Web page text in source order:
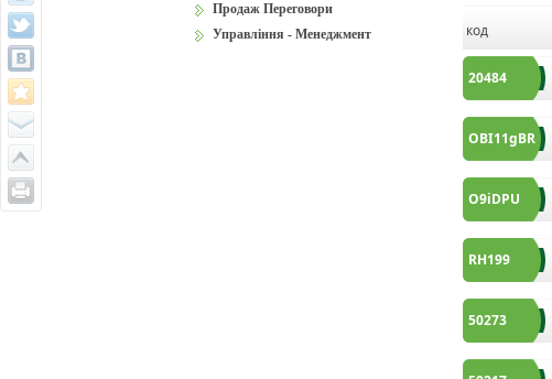
код
20484
OBI11gBR
O9iDPU
RH199
50273
Продаж Переговори
Управління - Менеджмент